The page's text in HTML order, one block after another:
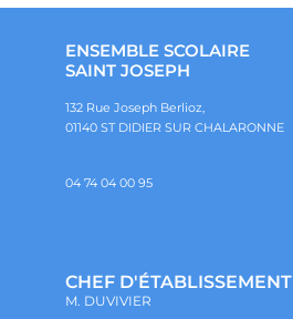
ENSEMBLE SCOLAIRE
SAINT JOSEPH
132 Rue Joseph Berlioz,
01140 ST DIDIER SUR CHALARONNE
04 74 04 00 95
CHEF D'ÉTABLISSEMENT
M. DUVIVIER